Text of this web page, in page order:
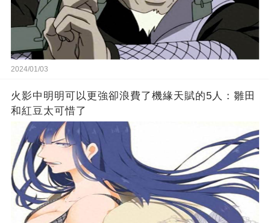
2024/01/03
火影中明明可以更強卻浪費了機緣天賦的5人：雛田
和紅豆太可惜了